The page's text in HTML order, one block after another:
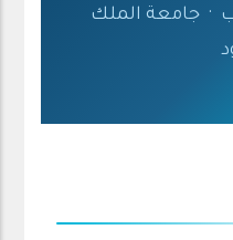
جامعة الملك